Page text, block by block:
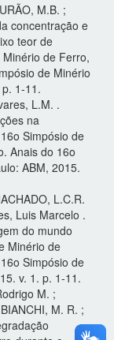
M.B. ;
concentração e
teor de
de Ferro,
de Minério
1-11.
L.M. .
na
Simpósio de
Anais do 16o
ABM, 2015.
L.C.R.
Luis Marcelo .
do mundo
Minério de
Simpósio de
v. 1. p. 1-11.
M. ;
M. R. ;